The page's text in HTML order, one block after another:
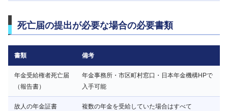
死亡届の提出が必要な場合の必要書類
書類 備考
年金受給権者死亡届
（報告書）
年金事務所・市区町村窓口・日本年金機構HPで
入手可能
故人の年金証書 複数の年金を受給していた場合はすべて